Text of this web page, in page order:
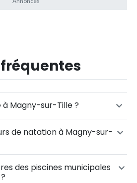
à Magny-sur-Tille ?
de natation à Magny-sur-
des piscines municipales